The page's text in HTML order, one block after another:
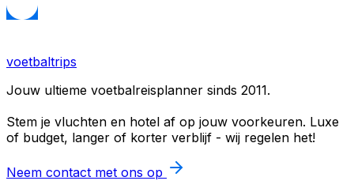
voetbaltrips
Jouw ultieme voetbalreisplanner sinds 2011.
Stem je vluchten en hotel af op jouw voorkeuren. Luxe
of budget, langer of korter verblijf - wij regelen het!
Neem contact met ons op